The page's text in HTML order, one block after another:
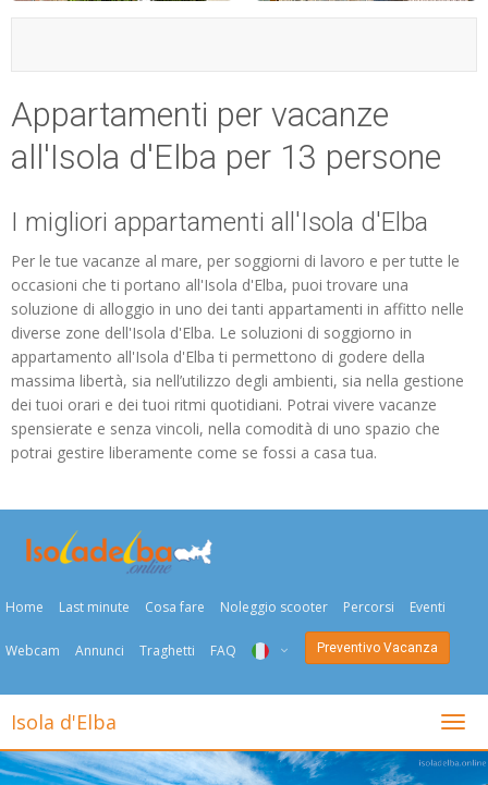
SLO
Appartamenti per vacanze
all'Isola d'Elba per 13 persone
I migliori appartamenti all'Isola d'Elba
Per le tue vacanze al mare, per soggiorni di lavoro e per tutte le
occasioni che ti portano all'Isola d'Elba, puoi trovare una
soluzione di alloggio in uno dei tanti appartamenti in affitto nelle
diverse zone dell'Isola d'Elba. Le soluzioni di soggiorno in
appartamento all'Isola d'Elba ti permettono di godere della
massima libertà, sia nell’utilizzo degli ambienti, sia nella gestione
dei tuoi orari e dei tuoi ritmi quotidiani. Potrai vivere vacanze
spensierate e senza vincoli, nella comodità di uno spazio che
potrai gestire liberamente come se fossi a casa tua.
Home Last minute Cosa fare Noleggio scooter Percorsi Eventi
Webcam Annunci Traghetti FAQ
ENG
Preventivo Vacanza
Togli
Isola d'Elba